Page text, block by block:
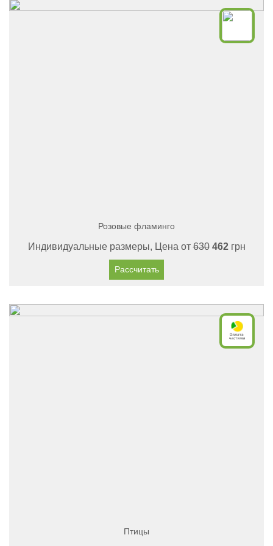
Розовые фламинго
Индивидуальные размеры, Цена от630 462грн
Рассчитать
Птицы